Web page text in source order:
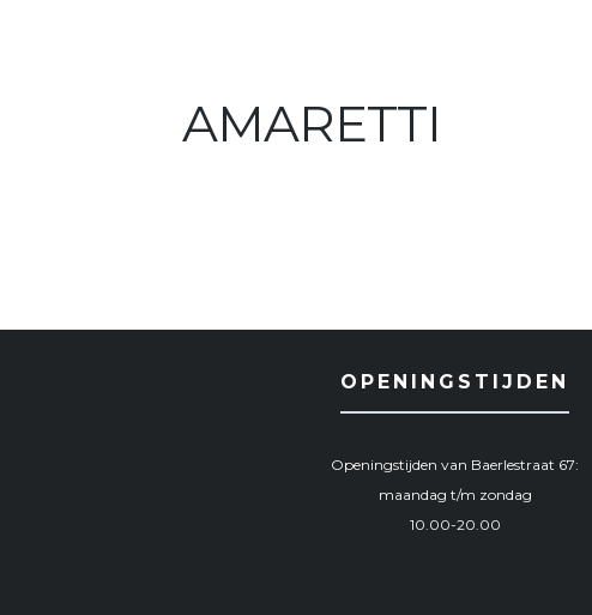
AMARETTI
OPENINGSTIJDEN
Openingstijden van Baerlestraat 67:
maandag t/m zondag
10.00-20.00